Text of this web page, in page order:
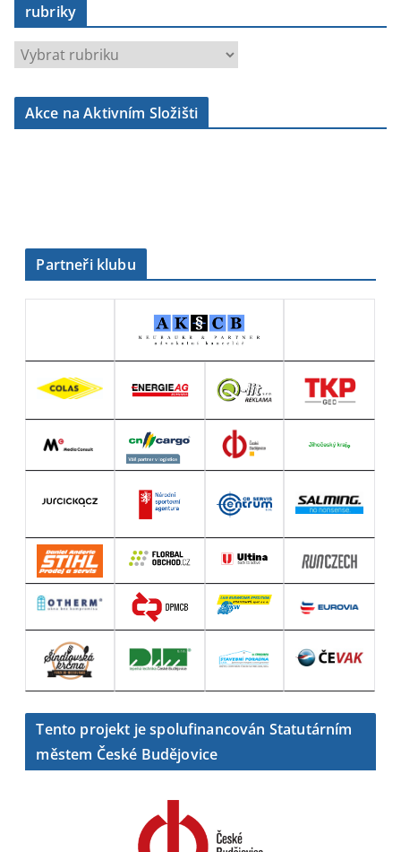
rubriky
b
Akce na Aktivním Složišti
Partneři klubu
Tento projekt je spolufinancován Statutárním
městem České Budějovice